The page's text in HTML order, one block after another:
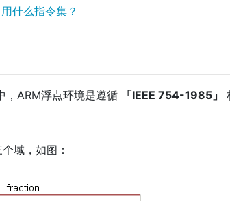
什么指令集？
，ARM浮点环境是遵循 「IEEE 754-1985」
域，如图：